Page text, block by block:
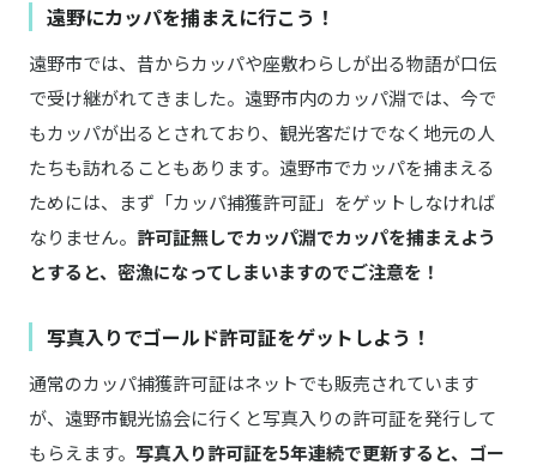
遠野にカッパを捕まえに行こう！
遠野市では、昔からカッパや座敷わらしが出る物語が口伝
で受け継がれてきました。遠野市内のカッパ淵では、今で
もカッパが出るとされており、観光客だけでなく地元の人
たちも訪れることもあります。遠野市でカッパを捕まえる
ためには、まず「カッパ捕獲許可証」をゲットしなければ
なりません。 許可証無しでカッパ淵でカッパを捕まえよう
とすると、密漁になってしまいますのでご注意を！
写真入りでゴールド許可証をゲットしよう！
通常のカッパ捕獲許可証はネットでも販売されています
が、遠野市観光協会に行くと写真入りの許可証を発行して
もらえます。 写真入り許可証を5年連続で更新すると、ゴー